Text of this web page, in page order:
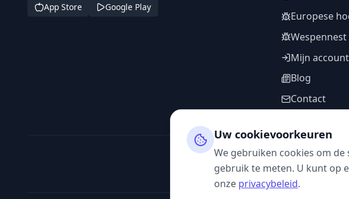
App Store Google Play
Europese
Wespennest
Mijn account
Blog
Contact
Uw cookievoorkeuren
We gebruiken cookies om
gebruik te meten. U kunt op
onze privacybeleid.